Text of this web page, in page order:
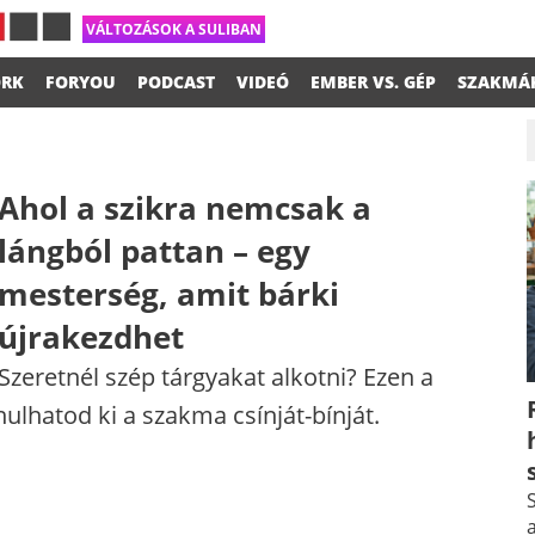
VÁLTOZÁSOK A SULIBAN
FORYOU PODCAST VIDEÓ EMBER VS. GÉP
a szikra nemcsak a
pattan – egy​
amit bárki
szép tárgyakat alkotni? Ezen a
ki a szakma csínját-bínját.